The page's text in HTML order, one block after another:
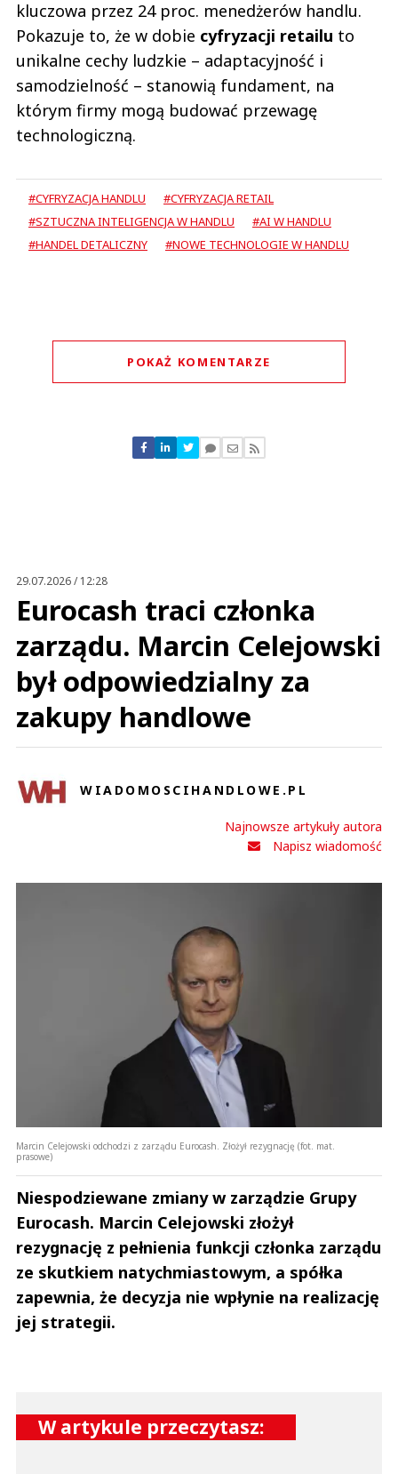
kluczowa przez 24 proc. menedżerów handlu.
Pokazuje to, że w dobie cyfryzacji retailu to
unikalne cechy ludzkie – adaptacyjność i
samodzielność – stanowią fundament, na
którym firmy mogą budować przewagę
technologiczną.
#CYFRYZACJA HANDLU
#CYFRYZACJA RETAIL
#SZTUCZNA INTELIGENCJA W HANDLU
#AI W HANDLU
#HANDEL DETALICZNY
#NOWE TECHNOLOGIE W HANDLU
POKAŻ KOMENTARZE
Nie znaleziono komentarzy
Zostaw swoje komentarze
29.07.2026 / 12:28
Eurocash traci członka
zarządu. Marcin Celejowski
był odpowiedzialny za
zakupy handlowe
WIADOMOSCIHANDLOWE.PL
Najnowsze artykuły autora
Napisz wiadomość
Marcin Celejowski odchodzi z zarządu Eurocash. Złożył rezygnację (fot. mat.
prasowe)
Niespodziewane zmiany w zarządzie Grupy
Eurocash. Marcin Celejowski złożył
rezygnację z pełnienia funkcji członka zarządu
ze skutkiem natychmiastowym, a spółka
zapewnia, że decyzja nie wpłynie na realizację
jej strategii.
W artykule przeczytasz: